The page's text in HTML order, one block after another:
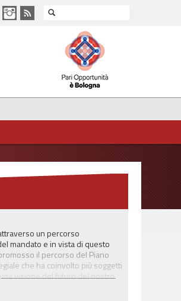
un percorso
mandato e in vista di questo
il percorso del Piano
che ha coinvolto più soggetti
visione del futuro del nostro